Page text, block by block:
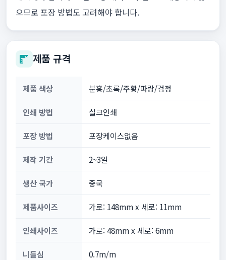
으므로 포장 방법도 고려해야 합니다.
제품 규격
제품 색상 분홍/초록/주황/파랑/검정
인쇄 방법 실크인쇄
포장 방법 포장케이스없음
제작 기간 2~3일
생산 국가 중국
제품사이즈 가로: 148mm x 세로: 11mm
인쇄사이즈 가로: 48mm x 세로: 6mm
니들심 0.7m/m